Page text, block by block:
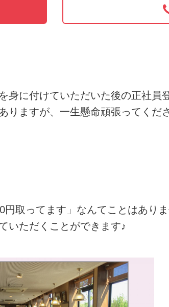
身に付けていただいた後の正社員
りますが、一生懸命頑張ってくだ
取ってます」なんてことはあり
いただくことができます♪